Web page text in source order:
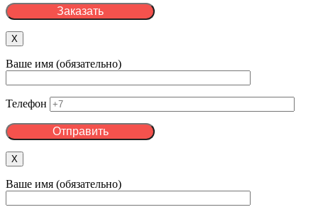
X
Ваше имя (обязательно)
Телефон
X
Ваше имя (обязательно)